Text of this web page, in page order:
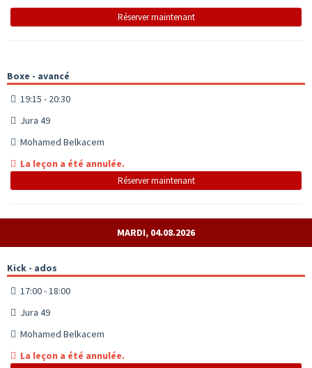
Réserver maintenant
Boxe - avancé
19:15 - 20:30
Jura 49
Mohamed Belkacem
La leçon a été annulée.
Réserver maintenant
MARDI, 04.08.2026
Kick - ados
17:00 - 18:00
Jura 49
Mohamed Belkacem
La leçon a été annulée.